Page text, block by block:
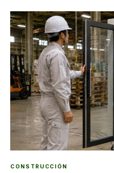
CONSTRUCCIÓN